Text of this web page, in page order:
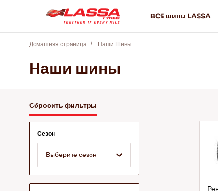
ВCE шины LASSA
Домашняя страница Наши Шины
Наши шины
Сбросить фильтры
Сезон
Выберите сезон